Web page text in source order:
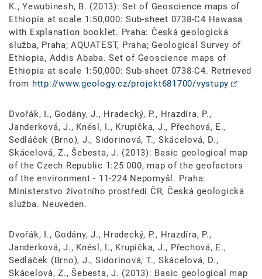
K., Yewubinesh, B. (2013): Set of Geoscience maps of
Ethiopia at scale 1:50,000: Sub-sheet 0738-C4 Hawasa
with Explanation booklet. Praha: Česká geologická
služba, Praha; AQUATEST, Praha; Geological Survey of
Ethiopia, Addis Ababa. Set of Geoscience maps of
Ethiopia at scale 1:50,000: Sub-sheet 0738-C4. Retrieved
from http://www.geology.cz/projekt681700/vystupy
Dvořák, I., Godány, J., Hradecký, P., Hrazdíra, P.,
Janderková, J., Knésl, I., Krupička, J., Přechová, E.,
Sedláček (Brno), J., Sidorinová, T., Skácelová, D.,
Skácelová, Z., Šebesta, J. (2013): Basic geological map
of the Czech Republic 1:25 000, map of the geofactors
of the environment - 11-224 Nepomyšl. Praha:
Ministerstvo životního prostředí ČR, Česká geologická
služba. Neuveden.
Dvořák, I., Godány, J., Hradecký, P., Hrazdíra, P.,
Janderková, J., Knésl, I., Krupička, J., Přechová, E.,
Sedláček (Brno), J., Sidorinová, T., Skácelová, D.,
Skácelová, Z., Šebesta, J. (2013): Basic geological map